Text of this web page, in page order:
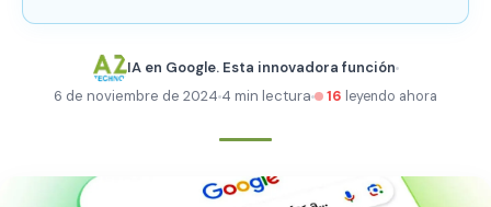
IA en Google. Esta innovadora función
6 de noviembre de 2024 4 min lectura 16 leyendo ahora